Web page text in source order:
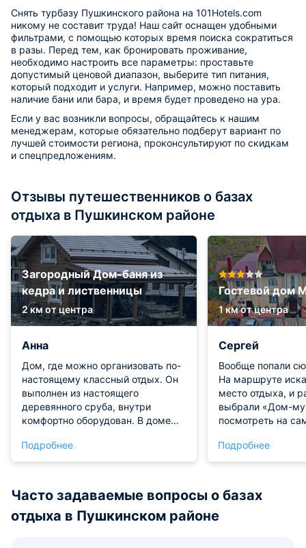
Снять турбазу Пушкинского района на 101Hotels.com
никому не составит труда! Наш сайт оснащен удобными
фильтрами, с помощью которых время поиска сократиться
в разы. Перед тем, как бронировать проживание,
необходимо настроить все параметры: проставьте
допустимый ценовой диапазон, выберите тип питания,
который подходит и услуги. Например, можно поставить
наличие бани или бара, и время будет проведено на ура.
Если у вас возникли вопросы, обращайтесь к нашим
менеджерам, которые обязательно подберут вариант по
лучшей стоимости региона, проконсультируют по скидкам
и спецпредложениям.
Отзывы путешественников о базах
отдыха в Пушкинском районе
Загородный Дом-баня из
кедра и лиственницы
2 км от центра
Анна
Дом, где можно организовать по-
настоящему классный отдых. Он
выполнен из настоящего
деревянного сруба, внутри
комфортно оборудован. В доме
На улице можно пожарить мясо.
Площадка детская есть, так что
рекомендуем!
Подробнее
Гостевой дом
1 км от центра
Сергей
Вообще попали
На маршруте
место отдыха, и
выбрали «Дом-
посмотреть на
интересно
гостинице есть
Номер обошелся
Подробнее
Часто задаваемые вопросы о базах
отдыха в Пушкинском районе